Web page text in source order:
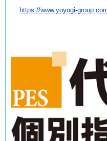
https://www.yoyogi-